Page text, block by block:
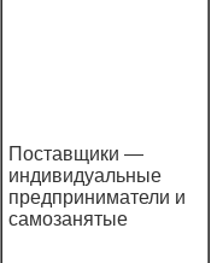
Поставщики —
индивидуальные
предприниматели и
самозанятые